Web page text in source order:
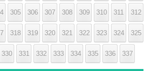
305 306 307 308 309 310 311 312
318 319 320 321 322 323 324 325
330 331 332 333 334 335 336 337